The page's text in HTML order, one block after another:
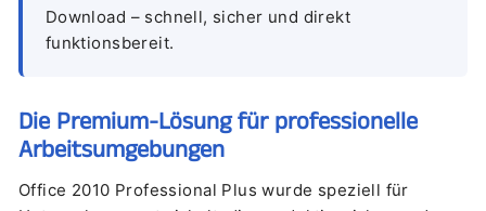
Download – schnell, sicher und direkt
funktionsbereit.
Die Premium-Lösung für professionelle
Arbeitsumgebungen
Office 2010 Professional Plus wurde speziell für